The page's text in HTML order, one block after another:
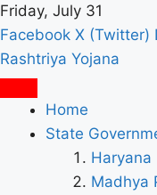
Friday, July 31
Facebook X (Twitter)
Rashtriya Yojana
Home
State
Haryana
Madhya